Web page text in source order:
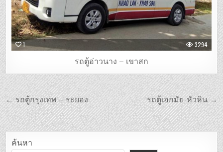
1 3294
รถตู้อ่าวนาง – เขาสก
แนะแนว
เรื่อง
รถตู้เอกมัย-หัวหิน →
← รถตู้กรุงเทพ – ระยอง
ค้นหา